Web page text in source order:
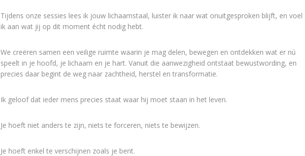
Tijdens onze sessies lees ik jouw lichaamstaal, luister ik naar wat onuitgesproken blijft, en voel
ik aan wat jij op dit moment écht nodig hebt.
We creëren samen een veilige ruimte waarin je mag delen, bewegen en ontdekken wat er nú
speelt in je hoofd, je lichaam en je hart. Vanuit die aanwezigheid ontstaat bewustwording, en
precies daar begint de weg naar zachtheid, herstel en transformatie.
Ik geloof dat ieder mens precies staat waar hij moet staan in het leven.
Je hoeft niet anders te zijn, niets te forceren, niets te bewijzen.
Je hoeft enkel te verschijnen zoals je bent.